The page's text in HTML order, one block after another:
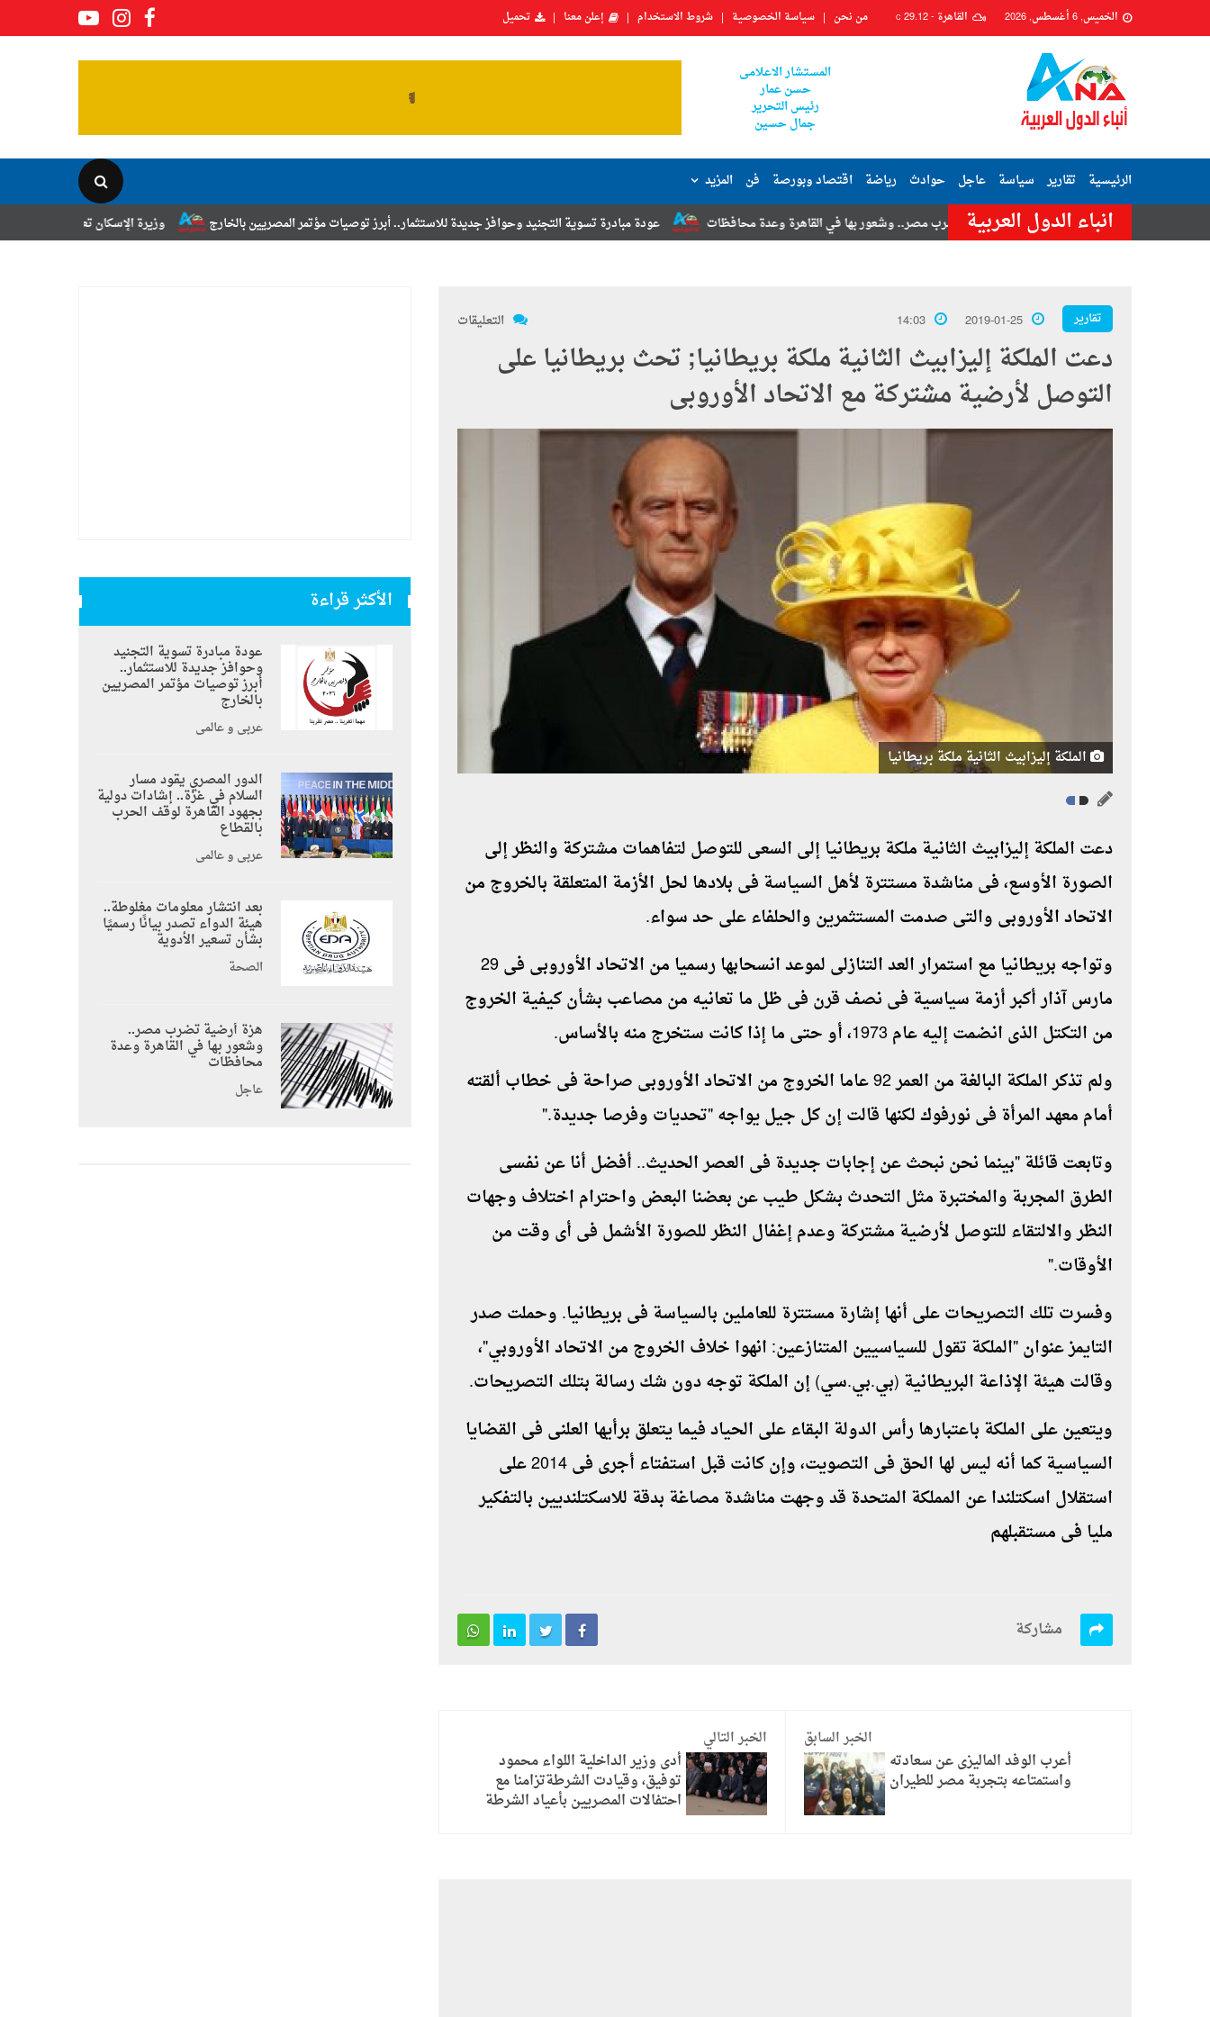
الخميس, 6 أغسطس, 2026 القاهرة -29.12
C من نحن سياسة الخصوصية شروط الاستخدام إعلن معنا تحميل
المستشار الاعلامى
حسن عمار
رئيس التحرير
جمال حسين
الرئيسية تقارير سياسة عاجل حوادث رياضة اقتصاد وبورصة فن المزيد
انباء الدول العربية وزيرة الإسكان تعلن نتائج قرعة تخصيص أراضي عودة مبادرة تسوية التجنيد وحوافز جديدة للاستثمار.. أبرز توصيات مؤتمر المصريين بالخارج هزة أرضية تضرب مصر.. وشعور بها في القاهرة وعدة محافظات
تقارير 2019-01-25
14:03 التعليقات
دعت الملكة إليزابيث الثانية ملكة بريطانيا; تحث بريطانيا على
التوصل لأرضية مشتركة مع الاتحاد الأوروبى
الملكة إليزابيث الثانية ملكة بريطانيا
دعت الملكة إليزابيث الثانية ملكة بريطانيا إلى السعى للتوصل لتفاهمات مشتركة والنظر إلى
الصورة الأوسع، فى مناشدة مستترة لأهل السياسة فى بلادها لحل الأزمة المتعلقة بالخروج من
الاتحاد الأوروبى والتى صدمت المستثمرين والحلفاء على حد سواء.
وتواجه بريطانيا مع استمرار العد التنازلى لموعد انسحابها رسميا من الاتحاد الأوروبى فى 29
مارس آذار أكبر أزمة سياسية فى نصف قرن فى ظل ما تعانيه من مصاعب بشأن كيفية الخروج
من التكتل الذى انضمت إليه عام 1973، أو حتى ما إذا كانت ستخرج منه بالأساس
.
ولم تذكر الملكة البالغة من العمر 92 عاما الخروج من الاتحاد الأوروبى صراحة فى خطاب ألقته
أمام معهد المرأة فى نورفوك لكنها قالت إن كل جيل يواجه "تحديات وفرصا جديدة".
وتابعت قائلة "بينما نحن نبحث عن إجابات جديدة فى العصر الحديث.. أفضل أنا عن نفسى
الطرق المجربة والمختبرة مثل التحدث بشكل طيب عن بعضنا البعض واحترام اختلاف وجهات
النظر والالتقاء للتوصل لأرضية مشتركة وعدم إغفال النظر للصورة الأشمل فى أى وقت من
الأوقات".
وفسرت تلك التصريحات على أنها إشارة مستترة للعاملين بالسياسة فى بريطانيا. وحملت صدر
التايمز عنوان "الملكة تقول للسياسيين المتنازعين: انهوا خلاف الخروج من الاتحاد الأوروبي"،
وقالت هيئة الإذاعة البريطانية (بي.بي.سي) إن الملكة توجه دون شك رسالة بتلك التصريحات.
ويتعين على الملكة باعتبارها رأس الدولة البقاء على الحياد فيما يتعلق برأيها العلنى فى القضايا
السياسية كما أنه ليس لها الحق فى التصويت، وإن كانت قبل استفتاء أجرى فى 2014 على
استقلال اسكتلندا عن المملكة المتحدة قد وجهت مناشدة مصاغة بدقة للاسكتلنديين بالتفكير
مليا فى مستقبلهم
مشاركة
الخبر السابق
أعرب الوفد الماليزى عن سعادته
واستمتاعه بتجربة مصر للطيران
الخبر التالي
أدى وزير الداخلية اللواء محمود
توفيق، وقيادت الشرطةتزامنا مع
احتفالات المصريين بأعياد الشرطة
الأكثر قراءة
عودة مبادرة تسوية التجنيد
وحوافز جديدة للاستثمار..
أبرز توصيات مؤتمر المصريين
بالخارج
عربي و عالمي
الدور المصري يقود مسار
السلام في غزة.. إشادات دولية
بجهود القاهرة لوقف الحرب
بالقطاع
عربي و عالمي
بعد انتشار معلومات مغلوطة..
هيئة الدواء تصدر بيانًا رسميًا
بشأن تسعير الأدوية
الصحة
هزة أرضية تضرب مصر..
وشعور بها في القاهرة وعدة
محافظات
عاجل